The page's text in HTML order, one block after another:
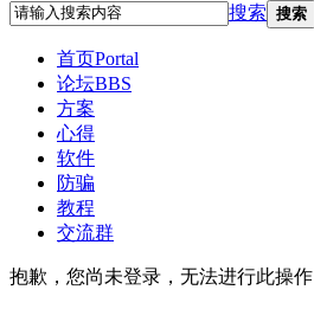
搜索 搜索
首页Portal
论坛BBS
方案
心得
软件
防骗
教程
交流群
抱歉，您尚未登录，无法进行此操作